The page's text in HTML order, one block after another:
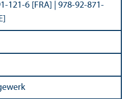
121-6 [FRA] | 978-92-871-